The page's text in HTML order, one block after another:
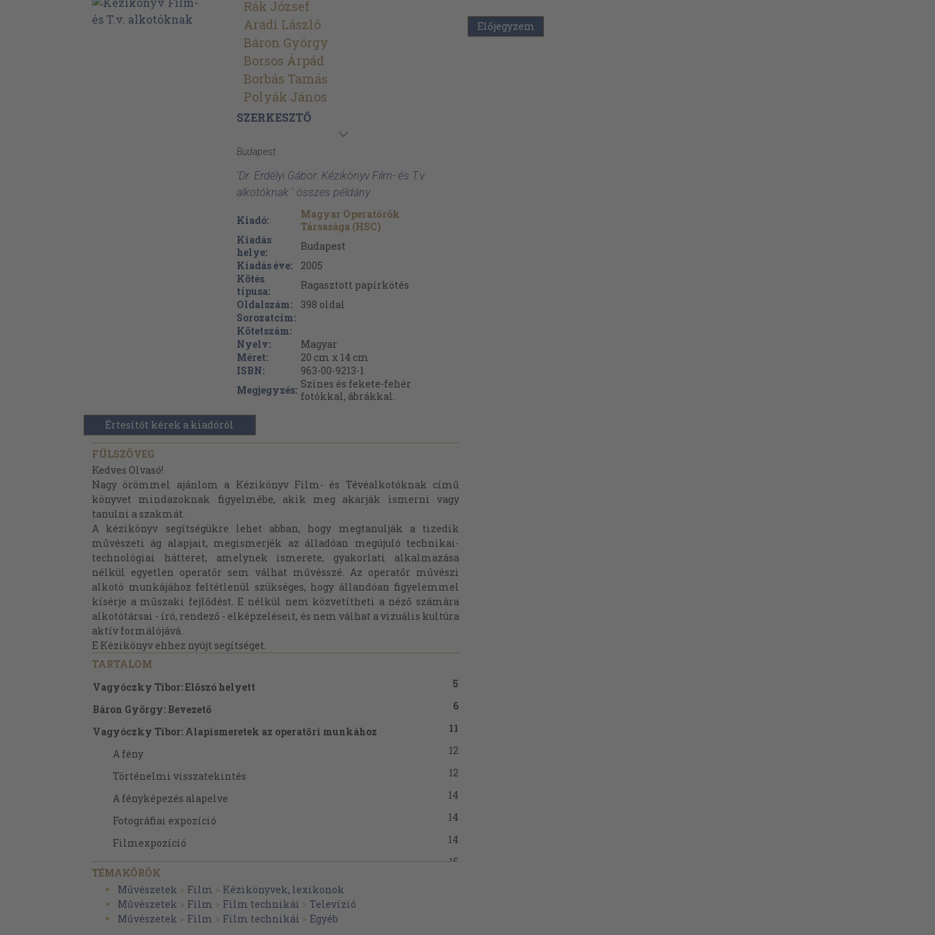
Rák József
Aradi László
Báron György
Borsos Árpád
Borbás Tamás
Polyák János
SZERKESZTŐ
Budapest
'Dr. Erdélyi Gábor: Kézikönyv Film- és T.v.
alkotóknak ' összes példány
Kiadó:
Magyar Operatőrök
Társasága (HSC)
Kiadás
helye:
Budapest
Kiadás éve:
2005
Kötés
típusa:
Ragasztott papírkötés
Oldalszám:
398 oldal
Sorozatcím:
Kötetszám:
Nyelv:
Magyar
Méret:
20 cm x 14 cm
ISBN:
963-00-9213-1
Megjegyzés: Színes és fekete-fehér
fotókkal, ábrákkal.
Értesítőt kérek a kiadóról
FÜLSZÖVEG
Kedves Olvasó!
Nagy örömmel ajánlom a Kézikönyv Film- és Tévéalkotóknak című
könyvet mindazoknak figyelmébe, akik meg akarják ismerni vagy
tanulni a szakmát.
A kézikönyv segítségükre lehet abban, hogy megtanulják a tizedik
művészeti ág alapjait, megismerjék az álladóan megújuló technikai-
technológiai hátteret, amelynek ismerete, gyakorlati alkalmazása
nélkül egyetlen operatőr sem válhat művésszé. Az operatőr művészi
alkotó munkájához feltétlenül szükséges, hogy állandóan figyelemmel
kísérje a műszaki fejlődést. E nélkül nem közvetítheti a néző számára
alkotótársai - író, rendező - elképzeléseit, és nem válhat a vizuális kultúra
aktív formálójává.
E Kézikönyv ehhez nyújt segítséget.
TARTALOM
Vagyóczky Tibor: Előszó helyett
5
Báron György: Bevezető
6
Vagyóczky Tibor: Alapismeretek az operatőri munkához
11
A fény
12
Történelmi visszatekintés
12
A fényképezés alapelve
14
Fotográfiai expozíció
14
Filmexpozíció
14
Exponálási idő
15
Forgózárak és az expozíció
Lencsenyílások
TÉMAKÖRÖK
Művészetek > Film > Kézikönyvek, lexikonok
Művészetek > Film > Film technikái > Televízió
Művészetek > Film > Film technikái > Egyéb
Előjegyzem